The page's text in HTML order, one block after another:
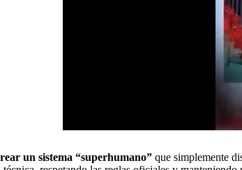
un sistema “superhumano” que simplemente